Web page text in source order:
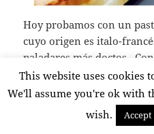
Hoy probamos con un
cuyo origen es italo-
paladares más doctos.
de hojaldre, con un
luego a la tapa la
que se nos tuesta
This website uses cookies
We'll assume you're ok with
wish.
Accept